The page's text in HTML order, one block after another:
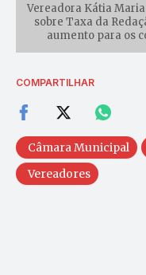
Vereadora Kátia
sobre Taxa da
aumento para os
COMPARTILHAR
Câmara Municipal
Vereadores